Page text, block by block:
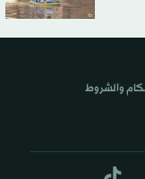
والشروط